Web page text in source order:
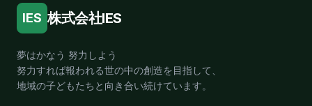
IES 株式会社IES
夢はかなう 努力しよう
努力すれば報われる世の中の創造を目指して、
地域の子どもたちと向き合い続けています。